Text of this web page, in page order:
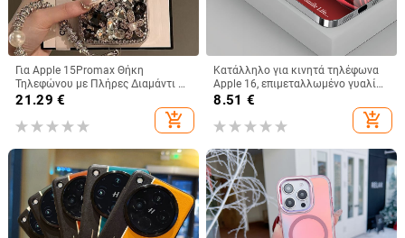
Για Apple 15Promax Θήκη
Τηλεφώνου με Πλήρες Διαμάντι 16
Πολυτελής Προστατευτική Θήκη
Κουνελιού με Στρας 15pro 13
Βραχιόλι 14
21.29 €
add_shopping_cart
Κατάλληλο για κινητά τηλέφωνα
Apple 16, επιμεταλλωμένο γυαλί
με εκθαμβωτικό φως, απλό iPhone
17 Pro, μοντέρνο και ελαφρύ,
πολυτελές 14 Plus
8.51 €
add_shopping_cart